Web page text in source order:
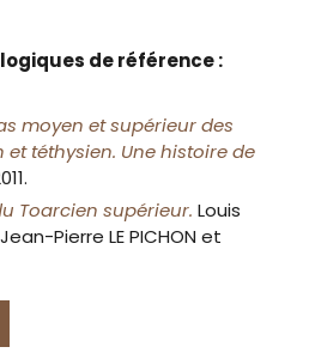
de référence :
moyen et supérieur des
téthysien. Une histoire de
Toarcien supérieur.Louis
Jean-Pierre LE PICHON et